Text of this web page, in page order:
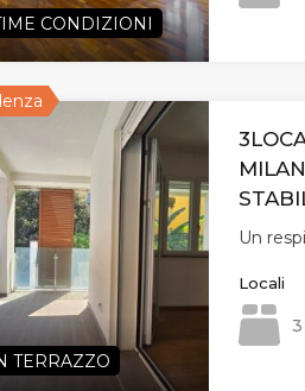
CONDIZIONI
TERRAZZO
Un
Locali
3